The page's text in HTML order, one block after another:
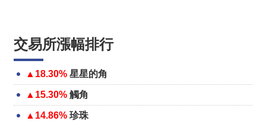
交易所漲幅排行
▲18.30% 星星的角
▲15.30% 觸角
▲14.86% 珍珠